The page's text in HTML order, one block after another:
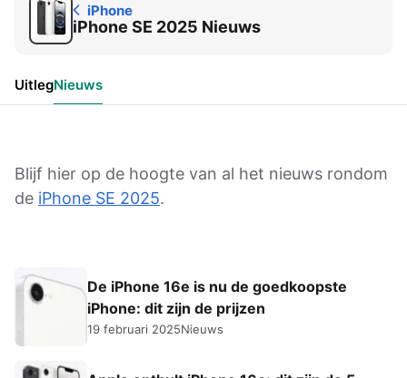
iPhone
iPhone SE 2025 Nieuws
UitlegNieuws
Blijf hier op de hoogte van al het nieuws rondom
de iPhone SE 2025.
De iPhone 16e is nu de goedkoopste
iPhone: dit zijn de prijzen
19 februari 2025Nieuws